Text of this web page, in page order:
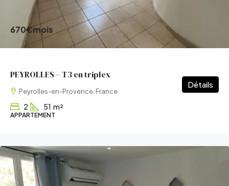
670€mois
PEYROLLES – T3 en triplex
Peyrolles-en-Provence, France
2 51 m²
APPARTEMENT
Détails